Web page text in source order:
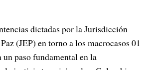
dictadas por la Jurisdicción
(JEP) en torno a los macrocasos 01
un paso fundamental en la